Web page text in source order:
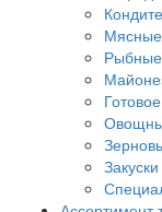
Рыбные
Закуски